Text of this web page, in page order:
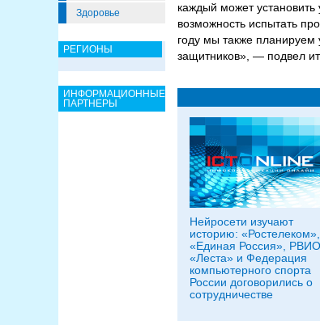
Здоровье
РЕГИОНЫ
ИНФОРМАЦИОННЫЕ
ПАРТНЕРЫ
каждый может
возможность испытать
году мы также планируем
защитников», — подвел
Нейросети изучают
историю: «Ростелеком»,
«Единая Россия», РВИО,
«Леста» и Федерация
компьютерного спорта
России договорились о
сотрудничестве